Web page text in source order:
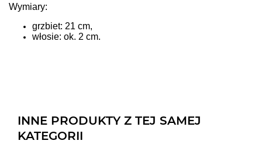
Wymiary:
grzbiet: 21 cm,
włosie: ok. 2 cm.
INNE PRODUKTY Z TEJ SAMEJ
KATEGORII